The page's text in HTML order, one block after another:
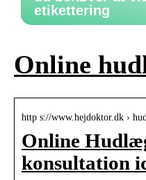
etikettering
Online
http s://www.hejdoktor.dk ›
Online
konsultation